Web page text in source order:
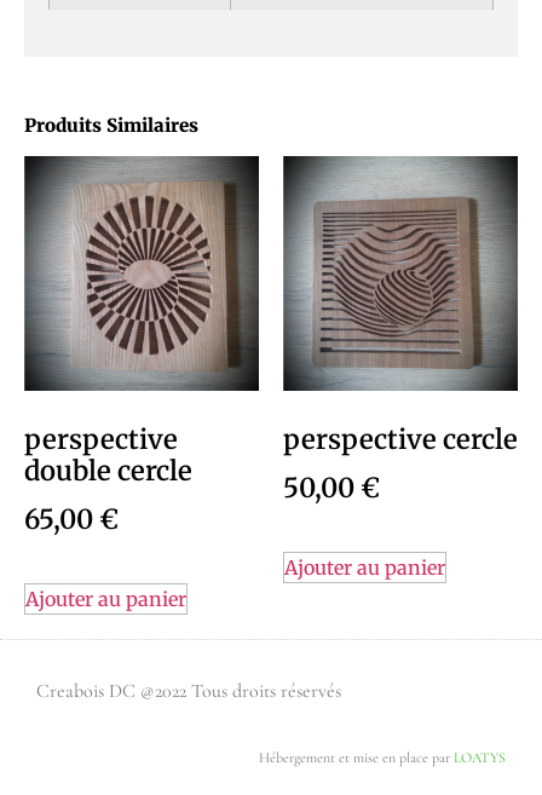
Produits Similaires
perspective
double cercle
65,00 €
Ajouter au panier
perspective cercle
50,00 €
Ajouter au panier
Creabois DC @2022 Tous droits réservés
Hébergement et mise en place par LOATYS